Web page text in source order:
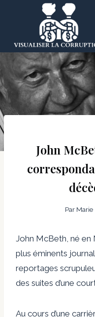
John
Par Marie
John McBeth, né en
plus éminents
reportages
des suites d’une
Au cours d’une